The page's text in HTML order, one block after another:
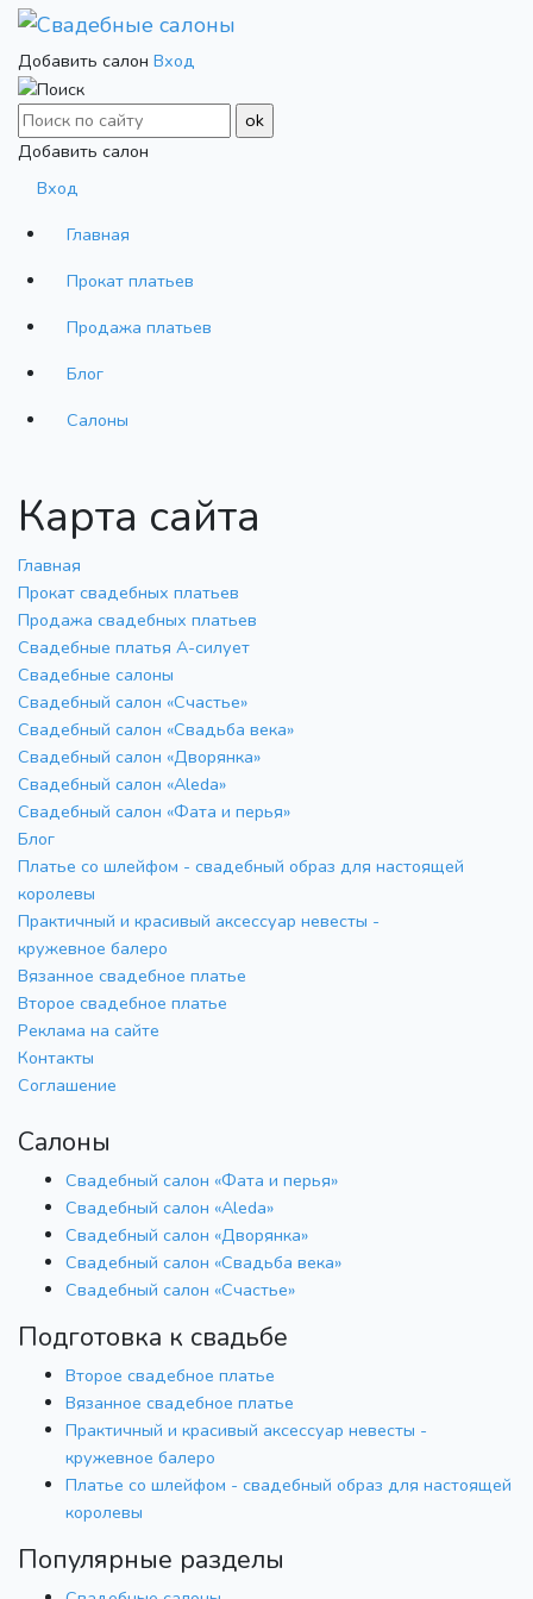
Добавить салон Вход
Добавить салон
Вход
Главная
Прокат платьев
Продажа платьев
Блог
Салоны
Карта сайта
Главная
Прокат свадебных платьев
Продажа свадебных платьев
Свадебные платья А-силует
Свадебные салоны
Свадебный салон «Счастье»
Свадебный салон «Свадьба века»
Свадебный салон «Дворянка»
Свадебный салон «Aleda»
Свадебный салон «Фата и перья»
Блог
Платье со шлейфом - свадебный образ для настоящей
королевы
Практичный и красивый аксессуар невесты -
кружевное балеро
Вязанное свадебное платье
Второе свадебное платье
Реклама на сайте
Контакты
Соглашение
Салоны
Свадебный салон «Фата и перья»
Свадебный салон «Aleda»
Свадебный салон «Дворянка»
Свадебный салон «Свадьба века»
Свадебный салон «Счастье»
Подготовка к свадьбе
Второе свадебное платье
Вязанное свадебное платье
Практичный и красивый аксессуар невесты -
кружевное балеро
Платье со шлейфом - свадебный образ для настоящей
королевы
Популярные разделы